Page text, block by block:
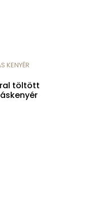
KENYÉR
töltött